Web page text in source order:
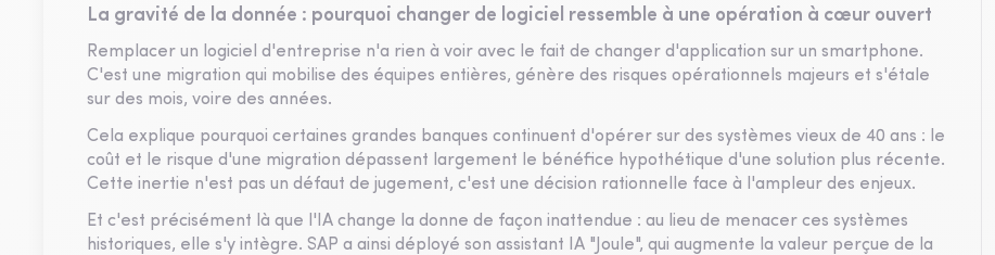
La gravité de la donnée : pourquoi changer de logiciel ressemble à une opération à cœur ouvert
Remplacer un logiciel d'entreprise n'a rien à voir avec le fait de changer d'application sur un smartphone.
C'est une migration qui mobilise des équipes entières, génère des risques opérationnels majeurs et s'étale
sur des mois, voire des années.
Cela explique pourquoi certaines grandes banques continuent d'opérer sur des systèmes vieux de 40 ans : le
coût et le risque d'une migration dépassent largement le bénéfice hypothétique d'une solution plus récente.
Cette inertie n'est pas un défaut de jugement, c'est une décision rationnelle face à l'ampleur des enjeux.
Et c'est précisément là que l'IA change la donne de façon inattendue : au lieu de menacer ces systèmes
historiques, elle s'y intègre. SAP a ainsi déployé son assistant IA "Joule", qui augmente la valeur perçue de la